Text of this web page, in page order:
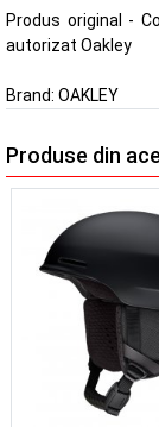
Produs original -
autorizat Oakley
Brand: OAKLEY
Produse din